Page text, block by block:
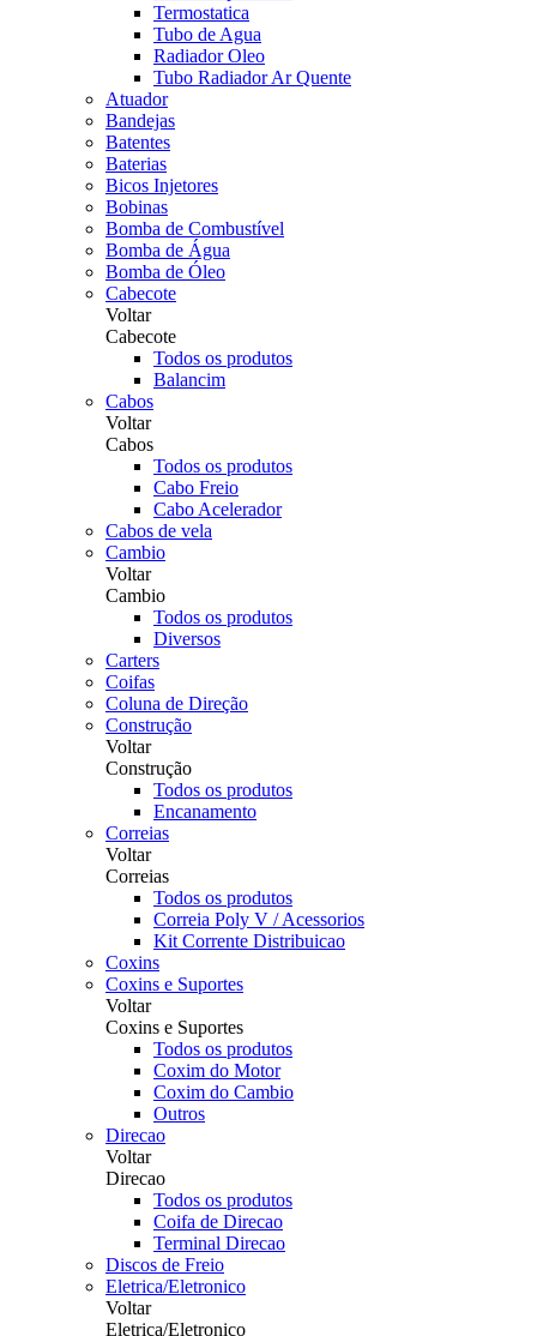
Termostatica
Tubo de Agua
Radiador Oleo
Tubo Radiador Ar Quente
Atuador
Bandejas
Batentes
Baterias
Bicos Injetores
Bobinas
Bomba de Combustível
Bomba de Água
Bomba de Óleo
Cabecote
Voltar
Cabecote
Todos os produtos
Balancim
Cabos
Voltar
Cabos
Todos os produtos
Cabo Freio
Cabo Acelerador
Cabos de vela
Cambio
Voltar
Cambio
Todos os produtos
Diversos
Carters
Coifas
Coluna de Direção
Construção
Voltar
Construção
Todos os produtos
Encanamento
Correias
Voltar
Correias
Todos os produtos
Correia Poly V / Acessorios
Kit Corrente Distribuicao
Coxins
Coxins e Suportes
Voltar
Coxins e Suportes
Todos os produtos
Coxim do Motor
Coxim do Cambio
Outros
Direcao
Voltar
Direcao
Todos os produtos
Coifa de Direcao
Terminal Direcao
Discos de Freio
Eletrica/Eletronico
Voltar
Eletrica/Eletronico